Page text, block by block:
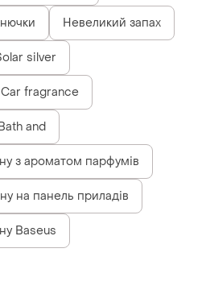
Невеликий запах
silver
Car fragrance
and
з ароматом парфумів
на панель приладів
Baseus